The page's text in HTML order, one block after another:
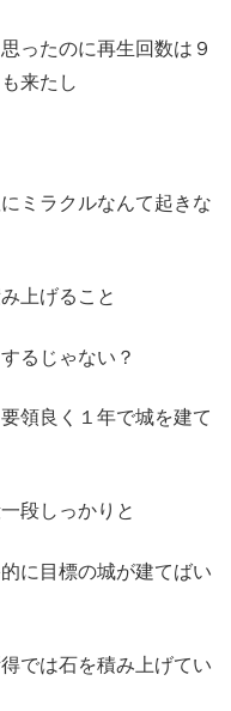
ったのに再生回数は９
来たし
ミラクルなんて起きな
上げること
るじゃない？
領良く１年で城を建て
段しっかりと
に目標の城が建てばい
では石を積み上げてい